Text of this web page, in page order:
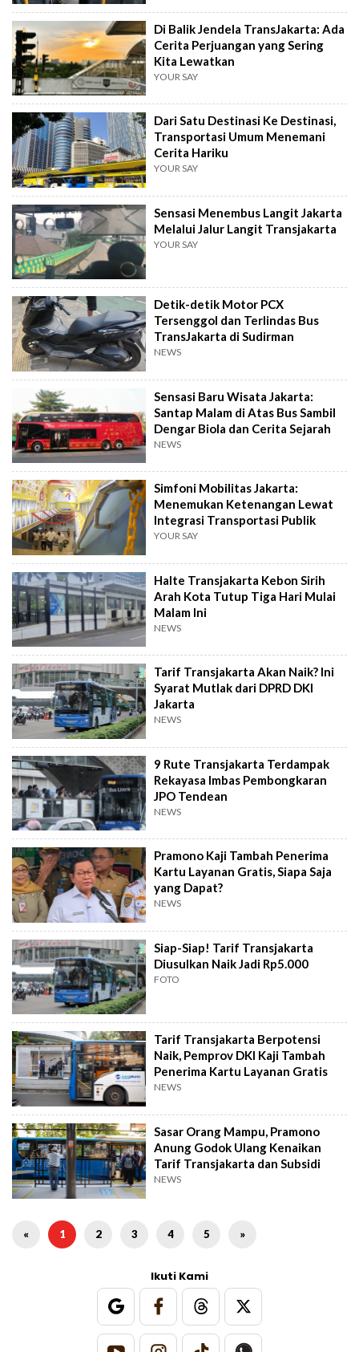
Di Balik Jendela TransJakarta: Ada
Cerita Perjuangan yang Sering
Kita Lewatkan
YOUR SAY
Dari Satu Destinasi Ke Destinasi,
Transportasi Umum Menemani
Cerita Hariku
YOUR SAY
Sensasi Menembus Langit Jakarta
Melalui Jalur Langit Transjakarta
YOUR SAY
Detik-detik Motor PCX
Tersenggol dan Terlindas Bus
TransJakarta di Sudirman
NEWS
Sensasi Baru Wisata Jakarta:
Santap Malam di Atas Bus Sambil
Dengar Biola dan Cerita Sejarah
NEWS
Simfoni Mobilitas Jakarta:
Menemukan Ketenangan Lewat
Integrasi Transportasi Publik
YOUR SAY
Halte Transjakarta Kebon Sirih
Arah Kota Tutup Tiga Hari Mulai
Malam Ini
NEWS
Tarif Transjakarta Akan Naik? Ini
Syarat Mutlak dari DPRD DKI
Jakarta
NEWS
9 Rute Transjakarta Terdampak
Rekayasa Imbas Pembongkaran
JPO Tendean
NEWS
Pramono Kaji Tambah Penerima
Kartu Layanan Gratis, Siapa Saja
yang Dapat?
NEWS
Siap-Siap! Tarif Transjakarta
Diusulkan Naik Jadi Rp5.000
FOTO
Tarif Transjakarta Berpotensi
Naik, Pemprov DKI Kaji Tambah
Penerima Kartu Layanan Gratis
NEWS
Sasar Orang Mampu, Pramono
Anung Godok Ulang Kenaikan
Tarif Transjakarta dan Subsidi
NEWS
« 1 2 3 4 5 »
Ikuti Kami